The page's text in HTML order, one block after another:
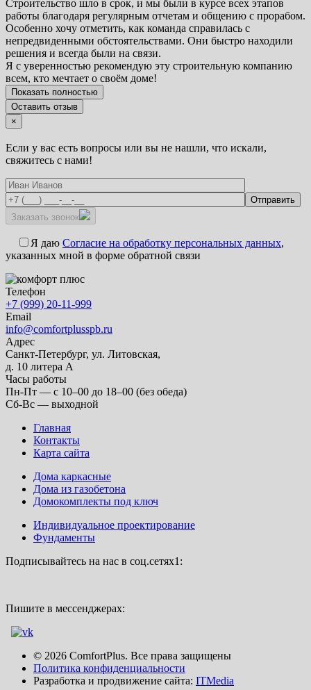
Строительство шло в срок, и мы были в курсе всех этапов
работы благодаря регулярным отчетам и общению с прорабом.
Особенно хочу отметить, как команда справилась с
непредвиденными обстоятельствами. Они быстро находили
решения и всегда были на связи.
Я с уверенностью рекомендую эту строительную компанию
всем, кто мечтает о своём доме!
Показать полностью
Оставить отзыв
×
Если у вас есть вопросы или вы не нашли, что искали,
свяжитесь с нами!
Заказать звонок
Я даю Согласие на обработку персональных данных,
указанных мной в форме обратной связи
Телефон
+7 (999) 20-11-999
Email
info@comfortplusspb.ru
Адрес
Санкт-Петербург, ул. Литовская,
д. 10 литера А
Часы работы
Пн-Пт — с 10–00 до 18–00 (без обеда)
Сб-Вс — выходной
Главная
Контакты
Карта сайта
Дома каркасные
Дома из газобетона
Домокомплекты под ключ
Индивидуальное проектирование
Фундаменты
Подписывайтесь на нас в соц.сетях1:
Пишите в мессенджерах:
© 2026 ComfortPlus. Все права защищены
Политика конфиденциальности
Разработка и продвижение сайта: ITMedia